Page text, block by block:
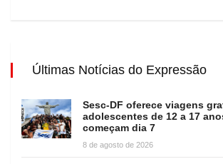
Últimas Notícias do Expressão
Sesc-DF oferece viagens
adolescentes de 12 a 17
começam dia 7
8 de agosto de 2026